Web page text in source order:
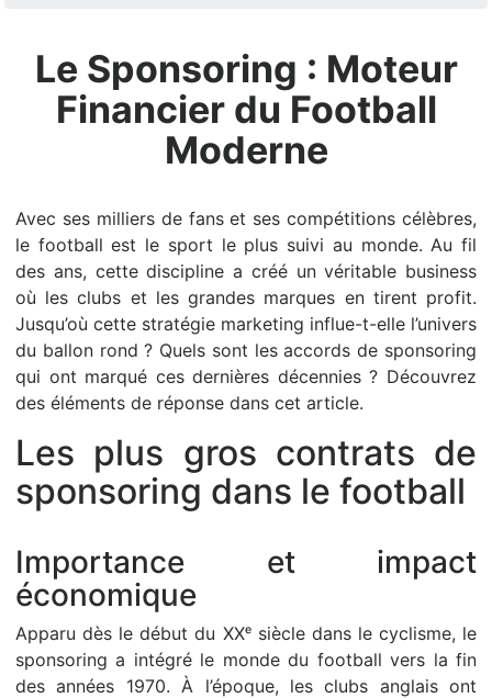
Le Sponsoring : Moteur
Financier du Football
Moderne
Avec ses milliers de fans et ses compétitions célèbres,
le football est le sport le plus suivi au monde. Au fil
des ans, cette discipline a créé un véritable business
où les clubs et les grandes marques en tirent profit.
Jusqu’où cette stratégie marketing influe-t-elle l’univers
du ballon rond ? Quels sont les accords de sponsoring
qui ont marqué ces dernières décennies ? Découvrez
des éléments de réponse dans cet article.
Les plus gros contrats de
sponsoring dans le football
Importance et impact
économique
Apparu dès le début du XXᵉ siècle dans le cyclisme, le
sponsoring a intégré le monde du football vers la fin
des années 1970. À l’époque, les clubs anglais ont